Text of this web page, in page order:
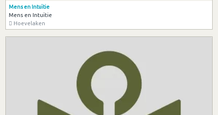
Mens en Intuïtie
Mens en Intuïtie
Hoevelaken